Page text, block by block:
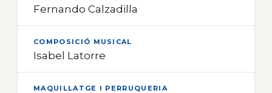
Fernando Calzadilla
COMPOSICIÓ MUSICAL
Isabel Latorre
MAQUILLATGE I PERRUQUERIA